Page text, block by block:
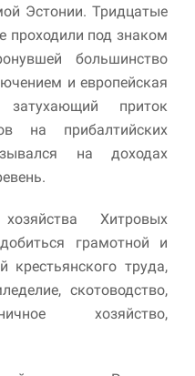
Эстонии. Тридцатые
проходили под знаком
большинство
и европейская
затухающий приток
на прибалтийских
на доходах
Хитровых
грамотной и
крестьянского труда,
скотоводство,
хозяйство,